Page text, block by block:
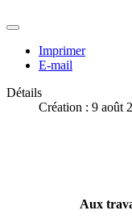
Imprimer
E-mail
Détails
Création : 9 août
Aux